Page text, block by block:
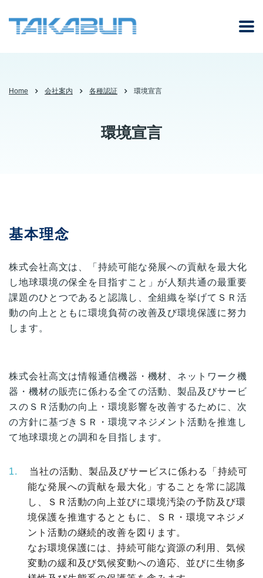
Home 会社案内 各種認証 環境宣言
環境宣言
基本理念
株式会社高文は、「持続可能な発展への貢献を最大化
し地球環境の保全を目指すこと」が人類共通の最重要
課題のひとつであると認識し、全組織を挙げてＳＲ活
動の向上とともに環境負荷の改善及び環境保護に努力
します。
株式会社高文は情報通信機器・機材、ネットワーク機
器・機材の販売に係わる全ての活動、製品及びサービ
スのＳＲ活動の向上・環境影響を改善するために、次
の方針に基づきＳＲ・環境マネジメント活動を推進し
て地球環境との調和を目指します。
当社の活動、製品及びサービスに係わる「持続可
能な発展への貢献を最大化」することを常に認識
し、ＳＲ活動の向上並びに環境汚染の予防及び環
境保護を推進するとともに、ＳＲ・環境マネジメ
ント活動の継続的改善を図ります。
なお環境保護には、持続可能な資源の利用、気候
変動の緩和及び気候変動への適応、並びに生物多